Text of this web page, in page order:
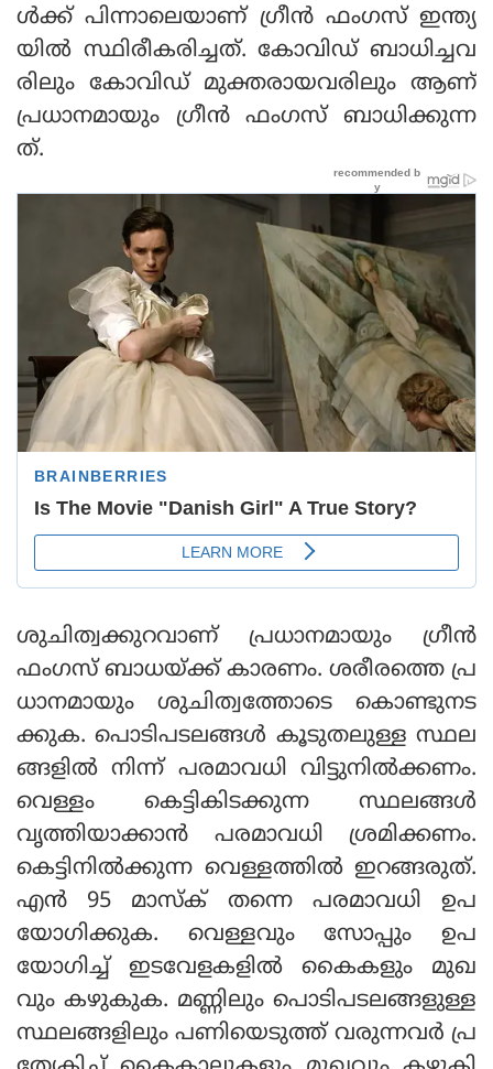
ള്‍ക്ക് പിന്നാലെയാണ് ഗ്രീന്‍ ഫംഗസ് ഇന്ത്യ
യില്‍ സ്ഥിരീകരിച്ചത്. കോവിഡ് ബാധിച്ചവ
രിലും കോവിഡ് മുക്തരായവരിലും ആണ്
പ്രധാനമായും ഗ്രീന്‍ ഫംഗസ് ബാധിക്കുന്ന
ത്.
ശുചിത്വക്കുറവാണ് പ്രധാനമായും ഗ്രീന്‍
ഫംഗസ് ബാധയ്ക്ക് കാരണം. ശരീരത്തെ പ്ര
ധാനമായും ശുചിത്വത്തോടെ കൊണ്ടുനട
ക്കുക. പൊടിപടലങ്ങള്‍ കൂടുതലുള്ള സ്ഥല
ങ്ങളില്‍ നിന്ന് പരമാവധി വിട്ടുനില്‍ക്കണം.
വെള്ളം കെട്ടികിടക്കുന്ന സ്ഥലങ്ങള്‍
വൃത്തിയാക്കാന്‍ പരമാവധി ശ്രമിക്കണം.
കെട്ടിനില്‍ക്കുന്ന വെള്ളത്തില്‍ ഇറങ്ങരുത്.
എന്‍ 95 മാസ്‌ക് തന്നെ പരമാവധി ഉപ
യോഗിക്കുക. വെള്ളവും സോപ്പും ഉപ
യോഗിച്ച് ഇടവേളകളില്‍ കൈകളും മുഖ
വും കഴുകുക. മണ്ണിലും പൊടിപടലങ്ങളുള്ള
സ്ഥലങ്ങളിലും പണിയെടുത്ത് വരുന്നവര്‍ പ്ര